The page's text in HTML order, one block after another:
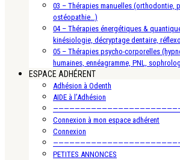
03 – Thérapies manuelles (orthodontie,
ostéopathie…)
04 – Thérapies énergétiques &
kinésiologie, décryptage dentaire,
05 – Thérapies psycho-corporelles
humaines, ennéagramme, PNL,
ESPACE ADHÉRENT
Adhésion à Odenth
AIDE à l’Adhésion
Connexion à mon espace adhérent
Connexion
PETITES ANNONCES